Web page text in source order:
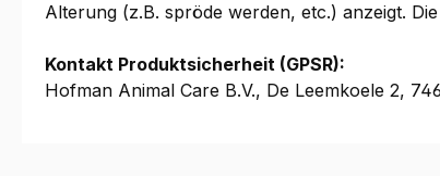
Alterung (z.B. spröde werden, etc.) anzeigt.
Kontakt Produktsicherheit (GPSR):
Hofman Animal Care B.V., De Leemkoele 2,